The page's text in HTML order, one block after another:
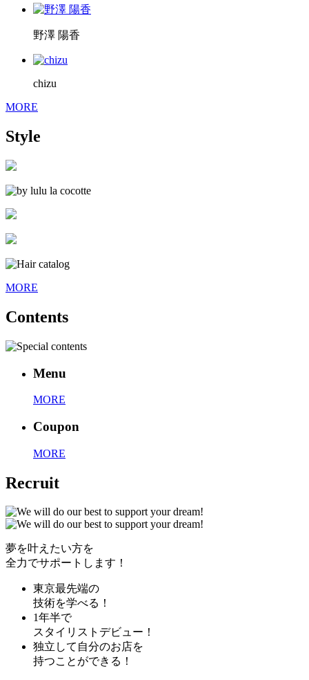
野澤 陽香
chizu
MORE
Style
MORE
Contents
Menu
MORE
Coupon
MORE
Recruit
夢を叶えたい方を
全力でサポートします！
東京最先端の
技術を学べる！
1年半で
スタイリストデビュー！
独立して自分のお店を
持つことができる！